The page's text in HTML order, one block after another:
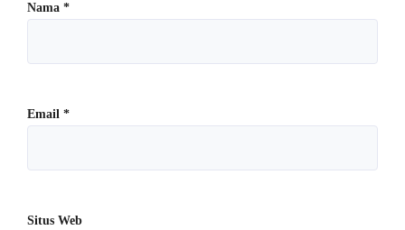
Nama *
Email *
Situs Web